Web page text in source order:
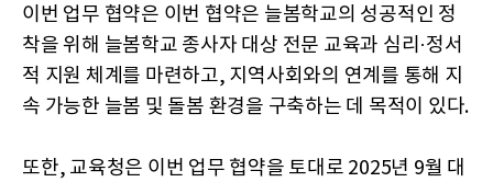
이번 업무 협약은 이번 협약은 늘봄학교의 성공적인 정
착을 위해 늘봄학교 종사자 대상 전문 교육과 심리·정서
적 지원 체계를 마련하고, 지역사회와의 연계를 통해 지
속 가능한 늘봄 및 돌봄 환경을 구축하는 데 목적이 있다.
또한, 교육청은 이번 업무 협약을 토대로 2025년 9월 대